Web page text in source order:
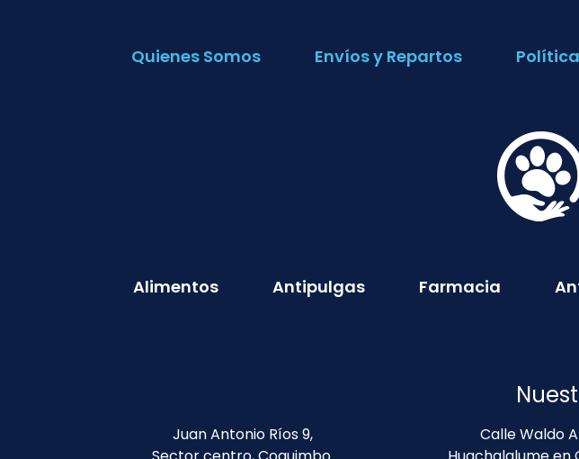
Quienes Somos Envíos y Repartos
Alimentos Antipulgas Farmacia
Juan Antonio Ríos 9,
Calle Waldo